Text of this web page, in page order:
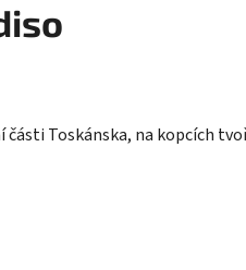
Toskánska, na kopcích